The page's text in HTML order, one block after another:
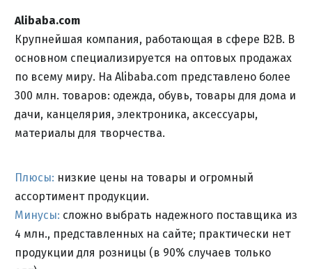
Alibaba.com
Крупнейшая компания, работающая в сфере B2B. В
основном специализируется на оптовых продажах
по всему миру. На Alibaba.com представлено более
300 млн. товаров: одежда, обувь, товары для дома и
дачи, канцелярия, электроника, аксессуары,
материалы для творчества.
Плюсы: низкие цены на товары и огромный
ассортимент продукции.
Минусы: сложно выбрать надежного поставщика из
4 млн., представленных на сайте; практически нет
продукции для розницы (в 90% случаев только